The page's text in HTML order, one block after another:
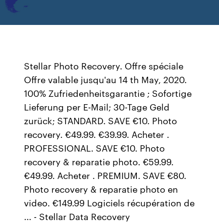
Stellar Photo Recovery. Offre spéciale
Offre valable jusqu'au 14 th May, 2020.
100% Zufriedenheitsgarantie ; Sofortige
Lieferung per E-Mail; 30-Tage Geld
zurück; STANDARD. SAVE €10. Photo
recovery. €49.99. €39.99. Acheter .
PROFESSIONAL. SAVE €10. Photo
recovery & reparatie photo. €59.99.
€49.99. Acheter . PREMIUM. SAVE €80.
Photo recovery & reparatie photo en
video. €149.99 Logiciels récupération de
... - Stellar Data Recovery